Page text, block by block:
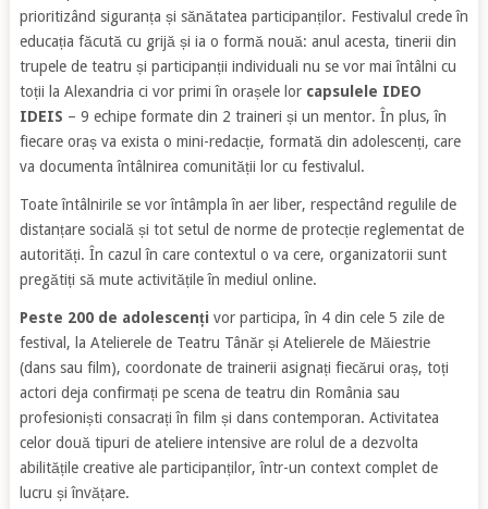
prioritizând siguranța și sănătatea participanților. Festivalul crede în
educația făcută cu grijă și ia o formă nouă: anul acesta, tinerii din
trupele de teatru și participanții individuali nu se vor mai întâlni cu
toții la Alexandria ci vor primi în orașele lor capsulele IDEO
IDEIS – 9 echipe formate din 2 traineri și un mentor. În plus, în
fiecare oraș va exista o mini-redacție, formată din adolescenți, care
va documenta întâlnirea comunității lor cu festivalul.
Toate întâlnirile se vor întâmpla în aer liber, respectând regulile de
distanțare socială și tot setul de norme de protecție reglementat de
autorități. În cazul în care contextul o va cere, organizatorii sunt
pregătiți să mute activitățile în mediul online.
Peste 200 de adolescenți vor participa, în 4 din cele 5 zile de
festival, la Atelierele de Teatru Tânăr și Atelierele de Măiestrie
(dans sau film), coordonate de trainerii asignați fiecărui oraș, toți
actori deja confirmați pe scena de teatru din România sau
profesioniști consacrați în film și dans contemporan. Activitatea
celor două tipuri de ateliere intensive are rolul de a dezvolta
abilitățile creative ale participanților, într-un context complet de
lucru și învățare.